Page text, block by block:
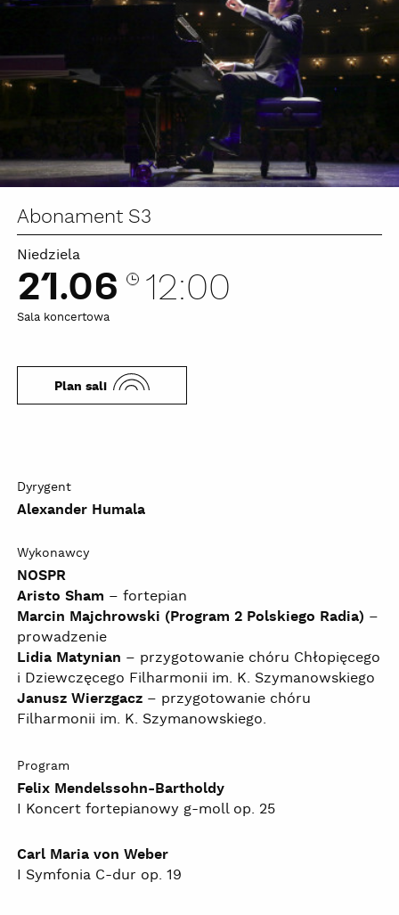
Abonament S3
Niedziela
21.06 12:00
Sala koncertowa
Plan sali
Dyrygent
Alexander Humala
Wykonawcy
NOSPR
Aristo Sham – fortepian
Marcin Majchrowski (Program 2 Polskiego Radia) –
prowadzenie
Lidia Matynian – przygotowanie chóru Chłopięcego
i Dziewczęcego Filharmonii im. K. Szymanowskiego
Janusz Wierzgacz – przygotowanie chóru
Filharmonii im. K. Szymanowskiego.
Program
Felix Mendelssohn-Bartholdy
I Koncert fortepianowy g-moll op. 25
Carl Maria von Weber
I Symfonia C-dur op. 19